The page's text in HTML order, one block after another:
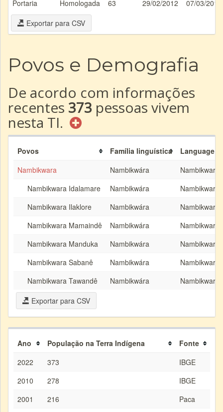
Portaria Homologada 63 29/02/2012
07/03/2012
Exportar para CSV
Povos e Demografia
De acordo com informações
recentes 373 pessoas vivem
nesta TI.
Povos Família linguística
Language
Nambikwara
Nambikwára
Nambikwara
Nambikwara Idalamare
Nambikwára
Nambikwara
Nambikwara Ilaklore
Nambikwára
Nambikwara
Nambikwara Mamaindê
Nambikwára
Nambikwara
Nambikwara Manduka
Nambikwára
Nambikwara
Nambikwara Sabanê
Nambikwára
Nambikwara
Nambikwara Tawandê
Nambikwára
Nambikwara
Exportar para CSV
Ano População na Terra Indígena
Fonte
2022
373
IBGE
2010
278
IBGE
2001
216
Paca